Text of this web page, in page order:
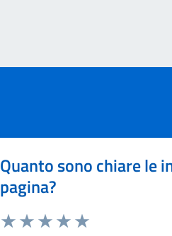
Quanto sono chiare le
pagina?